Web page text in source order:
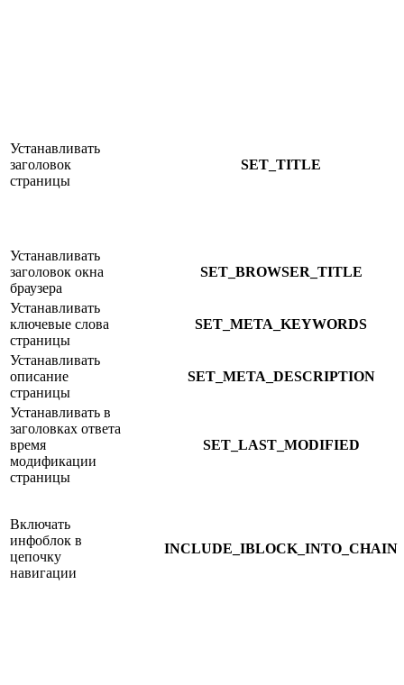
Устанавливать
заголовок
страницы
SET_TITLE
Устанавливать
заголовок окна
браузера
SET_BROWSER_TITLE
Устанавливать
ключевые слова
страницы
SET_META_KEYWORDS
Устанавливать
описание
страницы
SET_META_DESCRIPTION
Устанавливать в
заголовках ответа
время
модификации
страницы
SET_LAST_MODIFIED
Включать
инфоблок в
цепочку
навигации
INCLUDE_IBLOCK_INTO_CHAIN